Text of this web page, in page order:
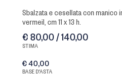
sbalzata e cesellata con manico in ebano ed interno in
vermeil, cm 11 x 13 h.
€ 80,00 / 140,00
STIMA
€ 40,00
BASE D'ASTA